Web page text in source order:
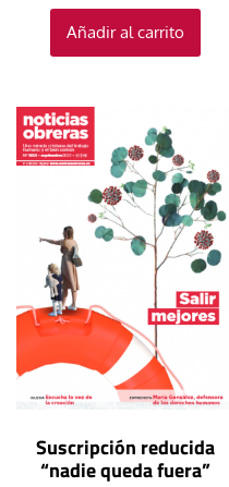
Añadir al carrito
Suscripción reducida
“nadie queda fuera”